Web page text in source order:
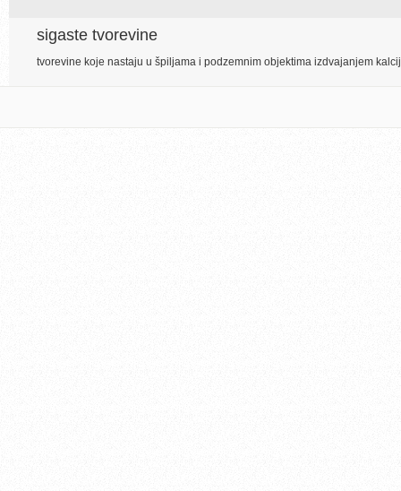
sigaste tvorevine
tvorevine koje nastaju u špiljama i podzemnim objektima izdvajanjem